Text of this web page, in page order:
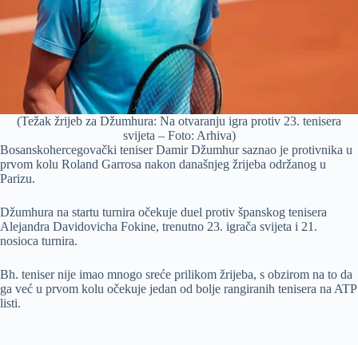
(Težak žrijeb za Džumhura: Na otvaranju igra protiv 23. tenisera
svijeta – Foto: Arhiva)
Bosanskohercegovački teniser Damir Džumhur saznao je protivnika u
prvom kolu Roland Garrosa nakon današnjeg žrijeba održanog u
Parizu.
Džumhura na startu turnira očekuje duel protiv španskog tenisera
Alejandra Davidovicha Fokine, trenutno 23. igrača svijeta i 21.
nosioca turnira.
Bh. teniser nije imao mnogo sreće prilikom žrijeba, s obzirom na to da
ga već u prvom kolu očekuje jedan od bolje rangiranih tenisera na ATP
listi.